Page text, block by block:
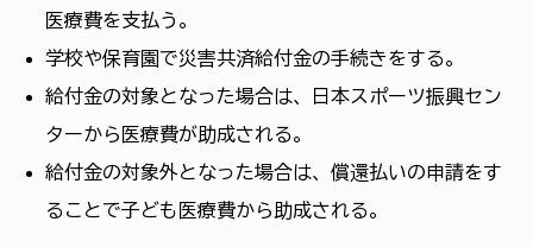
医療費を支払う。
学校や保育園で災害共済給付金の手続きをする。
給付金の対象となった場合は、日本スポーツ振興セン
ターから医療費が助成される。
給付金の対象外となった場合は、償還払いの申請をす
ることで子ども医療費から助成される。